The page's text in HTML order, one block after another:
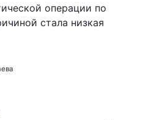
операции по
стала низкая